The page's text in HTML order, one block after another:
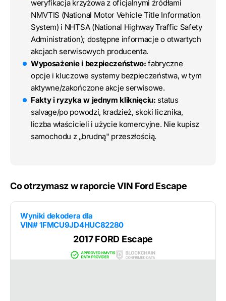
weryfikacja krzyżowa z oficjalnymi źródłami
NMVTIS (National Motor Vehicle Title Information
System) i NHTSA (National Highway Traffic Safety
Administration); dostępne informacje o otwartych
akcjach serwisowych producenta.
Wyposażenie i bezpieczeństwo: fabryczne
opcje i kluczowe systemy bezpieczeństwa, w tym
aktywne/zakończone akcje serwisowe.
Fakty i ryzyka w jednym kliknięciu: status
salvage/po powodzi, kradzież, skoki licznika,
liczba właścicieli i użycie komercyjne. Nie kupisz
samochodu z „brudną" przeszłością.
Co otrzymasz w raporcie VIN Ford Escape
Wyniki dekodera dla
VIN# 1FMCU9JD4HUC82280
2017 FORD Escape